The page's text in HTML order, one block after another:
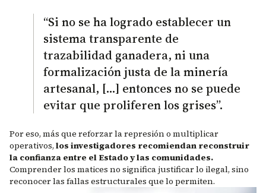
“Si no se ha logrado establecer un
sistema transparente de
trazabilidad ganadera, ni una
formalización justa de la minería
artesanal, […] entonces no se puede
evitar que proliferen los grises”.
Por eso, más que reforzar la represión o multiplicar
operativos, los investigadores recomiendan reconstruir
la confianza entre el Estado y las comunidades.
Comprender los matices no significa justificar lo ilegal, sino
reconocer las fallas estructurales que lo permiten.